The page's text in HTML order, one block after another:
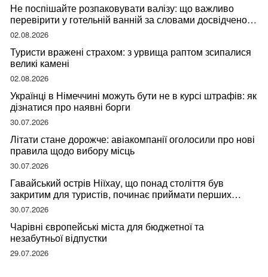
Не поспішайте розпаковувати валізу: що важливо
перевірити у готельній ванній за словами досвідченої
мандрівниці
02.08.2026
Туристи вражені страхом: з урвища раптом зсипалися
великі камені
02.08.2026
Українці в Німеччині можуть бути не в курсі штрафів: як
дізнатися про наявні борги
30.07.2026
Літати стане дорожче: авіакомпанії оголосили про нові
правила щодо вибору місць
30.07.2026
Гавайський острів Ніїхау, що понад століття був
закритим для туристів, починає приймати перших
відвідувачів
30.07.2026
Чарівні європейські міста для бюджетної та
незабутньої відпустки
29.07.2026